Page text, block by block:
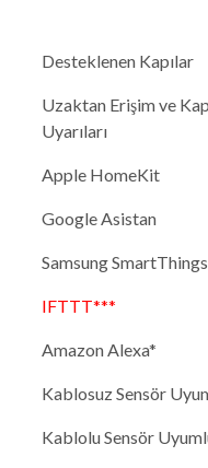
Desteklenen Kapılar
Uzaktan Erişim ve
Uyarıları
Apple HomeKit
Google Asistan
Samsung SmartThings
IFTTT***
Amazon Alexa*
Kablosuz Sensör
Kablolu Sensör